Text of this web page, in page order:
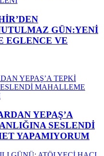
GÜN:YENİ
EGLENCE VE
YEPAŞ’A
SESLENDİ
YAPAMIYORUM